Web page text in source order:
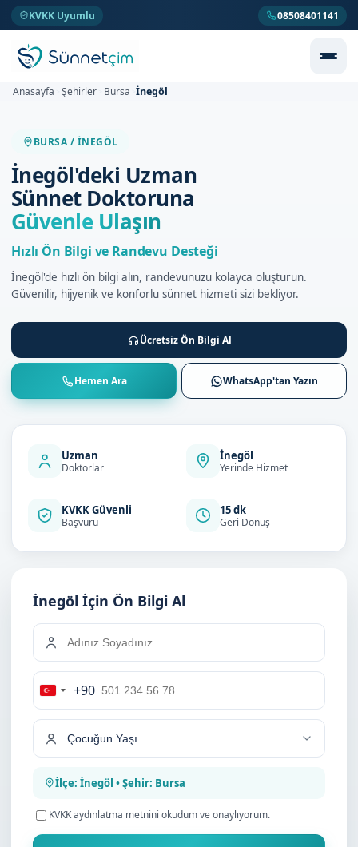
KVKK Uyumlu 08508401141
Anasayfa Şehirler Bursa İnegöl
BURSA / İNEGÖL
İnegöl'deki Uzman
Sünnet Doktoruna
Güvenle Ulaşın
Hızlı Ön Bilgi ve Randevu Desteği
İnegöl'de hızlı ön bilgi alın, randevunuzu kolayca oluşturun.
Güvenilir, hijyenik ve konforlu sünnet hizmeti sizi bekliyor.
Ücretsiz Ön Bilgi Al
Hemen Ara WhatsApp'tan Yazın
Uzman
Doktorlar
İnegöl
Yerinde Hizmet
KVKK Güvenli
Başvuru
15 dk
Geri Dönüş
İnegöl İçin Ön Bilgi Al
Turkey
+90
+90
İlçe: İnegöl • Şehir: Bursa
KVKK aydınlatma metnini okudum ve onaylıyorum.